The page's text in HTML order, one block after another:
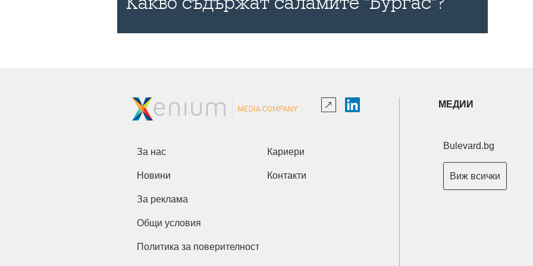
За нас Кариери
Новини Контакти
За реклама
Общи условия
Политика за поверителност
МЕДИИ
Bulevard.bg
Виж всички